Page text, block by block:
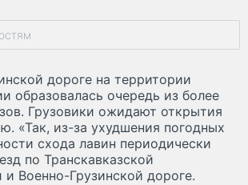
дороге на территории
образовалась очередь из более
Грузовики ожидают открытия
«Так, из-за ухудшения погодных
схода лавин периодически
по Транскавказской
и Военно-Грузинской дороге.